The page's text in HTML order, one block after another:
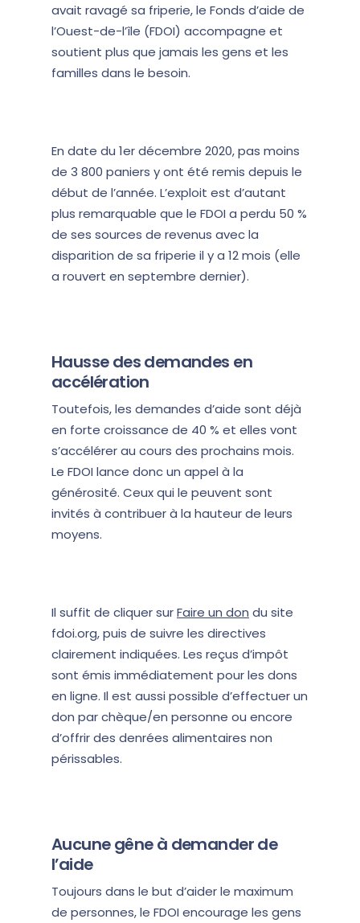
avait ravagé sa friperie, le Fonds d’aide de
l’Ouest-de-l’île (FDOI) accompagne et
soutient plus que jamais les gens et les
familles dans le besoin.
En date du 1er décembre 2020, pas moins
de 3 800 paniers y ont été remis depuis le
début de l’année. L’exploit est d’autant
plus remarquable que le FDOI a perdu 50 %
de ses sources de revenus avec la
disparition de sa friperie il y a 12 mois (elle
a rouvert en septembre dernier).
Hausse des demandes en
accélération
Toutefois, les demandes d’aide sont déjà
en forte croissance de 40 % et elles vont
s’accélérer au cours des prochains mois.
Le FDOI lance donc un appel à la
générosité. Ceux qui le peuvent sont
invités à contribuer à la hauteur de leurs
moyens.
Il suffit de cliquer surFaire un don du site
fdoi.org, puis de suivre les directives
clairement indiquées. Les reçus d’impôt
sont émis immédiatement pour les dons
en ligne. Il est aussi possible d’effectuer un
don par chèque/en personne ou encore
d’offrir des denrées alimentaires non
périssables.
Aucune gêne à demander de
l’aide
Toujours dans le but d’aider le maximum
de personnes, le FDOI encourage les gens